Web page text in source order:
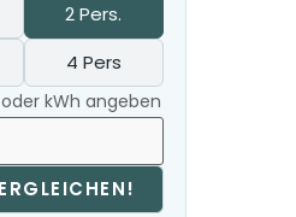
2 Pers.
4 Pers
kWh angeben